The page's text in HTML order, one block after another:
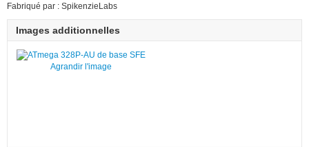
Fabriqué par : SpikenzieLabs
Images additionnelles
Agrandir l'image